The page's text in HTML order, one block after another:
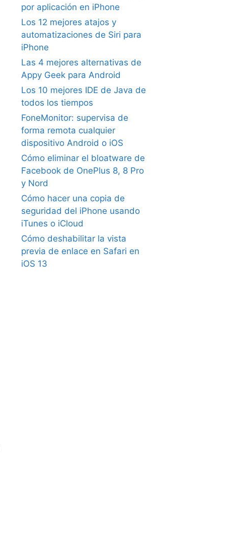
por aplicación en iPhone
Los 12 mejores atajos y
automatizaciones de Siri para
iPhone
Las 4 mejores alternativas de
Appy Geek para Android
Los 10 mejores IDE de Java de
todos los tiempos
FoneMonitor: supervisa de
forma remota cualquier
dispositivo Android o iOS
Cómo eliminar el bloatware de
Facebook de OnePlus 8, 8 Pro
y Nord
Cómo hacer una copia de
seguridad del iPhone usando
iTunes o iCloud
Cómo deshabilitar la vista
previa de enlace en Safari en
iOS 13